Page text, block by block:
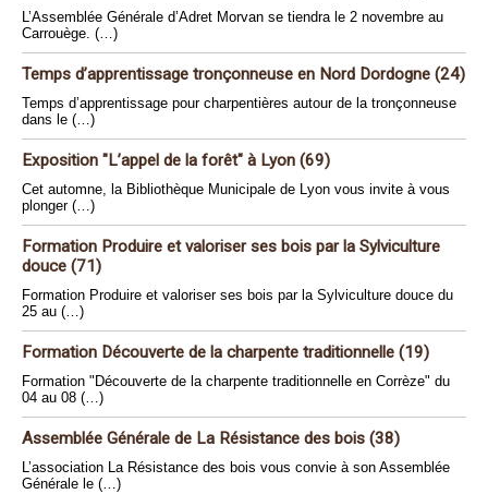
L’Assemblée Générale d’Adret Morvan se tiendra le 2 novembre au
Carrouège. (…)
Temps d’apprentissage tronçonneuse en Nord Dordogne (24)
Temps d’apprentissage pour charpentières autour de la tronçonneuse
dans le (…)
Exposition "L’appel de la forêt" à Lyon (69)
Cet automne, la Bibliothèque Municipale de Lyon vous invite à vous
plonger (…)
Formation Produire et valoriser ses bois par la Sylviculture
douce (71)
Formation Produire et valoriser ses bois par la Sylviculture douce du
25 au (…)
Formation Découverte de la charpente traditionnelle (19)
Formation "Découverte de la charpente traditionnelle en Corrèze" du
04 au 08 (…)
Assemblée Générale de La Résistance des bois (38)
L’association La Résistance des bois vous convie à son Assemblée
Générale le (…)